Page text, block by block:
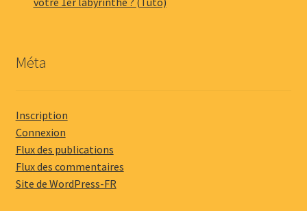
Méta
Inscription
Connexion
Flux des publications
Flux des commentaires
Site de WordPress-FR